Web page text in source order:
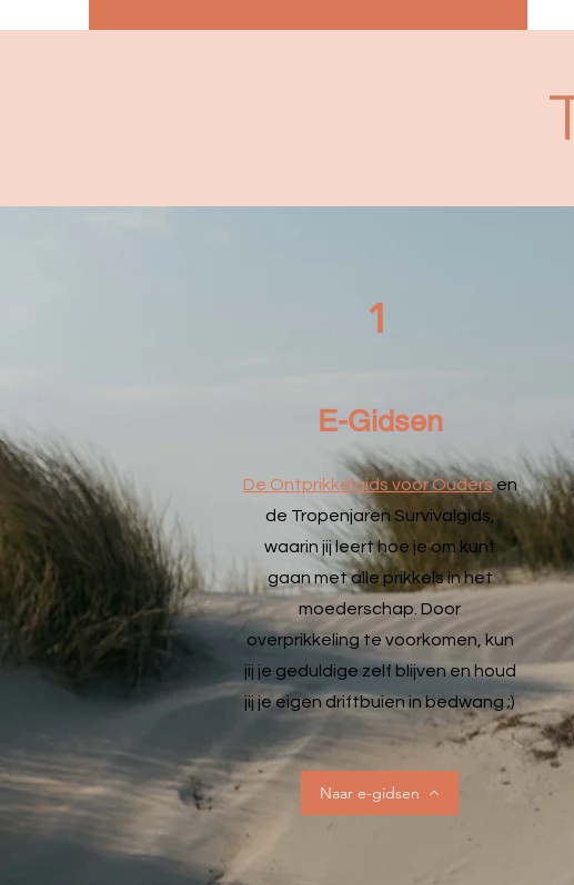
1
E-Gidsen
De Ontprikkelgids voor Oudersen
de Tropenjaren Survivalgids,
waarin jij leert hoe je om kunt
gaan met alle prikkels in het
moederschap. Door
overprikkeling te voorkomen, kun
jij je geduldige zelf blijven en houd
jij je eigen driftbuien in bedwang ;)
Naar e-gidsen